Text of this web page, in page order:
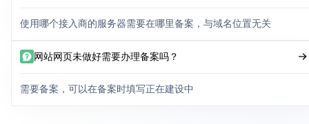
使用哪个接入商的服务器需要在哪里备案，与域名位置无关
网站网页未做好需要办理备案吗？
需要备案，可以在备案时填写正在建设中